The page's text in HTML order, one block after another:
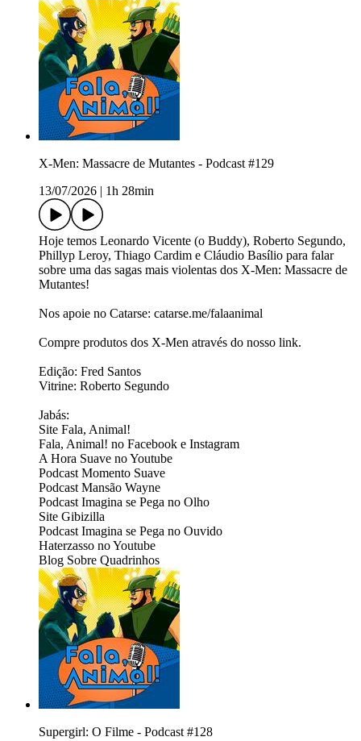
X-Men: Massacre de Mutantes - Podcast #129
13/07/2026
1h 28min
Hoje temos Leonardo Vicente (o Buddy), Roberto Segundo,
Phillyp Leroy, Thiago Cardim e Cláudio Basílio para falar
sobre uma das sagas mais violentas dos X-Men: Massacre de
Mutantes!
Nos apoie no Catarse: ⁠⁠⁠⁠⁠⁠⁠⁠⁠⁠⁠⁠⁠⁠⁠⁠⁠catarse.me/falaanimal⁠⁠⁠⁠⁠⁠⁠⁠⁠⁠
Compre produtos dos X-Men ⁠⁠⁠⁠através do nosso link.⁠⁠⁠⁠
Edição: Fred Santos
Vitrine: Roberto Segundo
Jabás:
Site ⁠⁠⁠⁠⁠⁠⁠⁠⁠⁠⁠⁠⁠⁠⁠⁠⁠⁠⁠⁠⁠⁠⁠⁠⁠⁠⁠⁠⁠⁠⁠⁠Fala, Animal!⁠⁠⁠⁠⁠⁠⁠⁠⁠⁠⁠⁠⁠⁠⁠⁠⁠⁠⁠⁠⁠⁠⁠⁠⁠⁠⁠⁠⁠⁠⁠⁠
Fala, Animal! no ⁠⁠⁠⁠⁠⁠⁠⁠⁠⁠⁠⁠⁠⁠⁠⁠⁠⁠⁠⁠⁠⁠⁠⁠⁠⁠⁠⁠⁠⁠⁠⁠Facebook⁠⁠⁠⁠⁠⁠⁠⁠⁠⁠⁠⁠⁠⁠⁠⁠⁠⁠⁠⁠⁠⁠⁠⁠⁠⁠⁠⁠⁠⁠⁠⁠ e ⁠⁠⁠⁠⁠⁠⁠⁠⁠⁠⁠⁠⁠⁠⁠⁠⁠⁠⁠⁠⁠⁠⁠⁠⁠⁠⁠⁠⁠⁠⁠⁠Instagram ⁠⁠⁠⁠⁠⁠⁠⁠⁠⁠⁠⁠⁠⁠⁠⁠⁠⁠⁠⁠⁠⁠⁠⁠⁠⁠⁠⁠⁠⁠⁠⁠
A Hora Suave no ⁠⁠⁠⁠⁠⁠⁠⁠⁠⁠⁠⁠⁠⁠⁠⁠⁠⁠⁠⁠⁠⁠⁠⁠⁠⁠⁠⁠⁠⁠⁠⁠Youtube⁠⁠⁠⁠⁠⁠⁠⁠⁠⁠⁠⁠⁠⁠⁠⁠⁠⁠⁠⁠⁠⁠⁠⁠⁠⁠⁠⁠⁠⁠⁠⁠
Podcast ⁠⁠⁠⁠⁠⁠⁠⁠⁠⁠⁠⁠⁠⁠⁠⁠⁠⁠⁠⁠⁠⁠⁠⁠⁠⁠Momento Suave⁠⁠⁠⁠⁠⁠⁠⁠⁠⁠⁠⁠⁠⁠⁠⁠⁠⁠⁠⁠
Podcast ⁠⁠⁠⁠⁠⁠⁠⁠⁠⁠⁠⁠⁠⁠⁠⁠⁠⁠⁠⁠⁠⁠⁠⁠⁠⁠⁠⁠⁠⁠⁠⁠⁠Mansão Wayne⁠⁠⁠⁠⁠⁠⁠⁠⁠⁠⁠⁠⁠⁠⁠⁠⁠⁠⁠⁠⁠⁠⁠
Podcast ⁠⁠⁠⁠⁠⁠⁠⁠⁠⁠⁠⁠⁠⁠⁠⁠⁠⁠⁠⁠⁠⁠⁠Imagina se Pega no Olho⁠⁠⁠⁠⁠⁠⁠⁠⁠⁠⁠⁠⁠⁠⁠⁠⁠⁠⁠⁠⁠⁠⁠
Site ⁠⁠⁠⁠⁠⁠⁠⁠⁠⁠⁠⁠⁠⁠⁠⁠⁠⁠⁠⁠⁠⁠⁠Gibizilla⁠⁠⁠⁠⁠⁠⁠⁠⁠⁠⁠⁠⁠⁠⁠⁠⁠⁠⁠⁠⁠⁠⁠
Podcast ⁠⁠⁠⁠⁠⁠⁠⁠⁠⁠⁠⁠⁠⁠⁠⁠⁠⁠⁠⁠⁠⁠⁠Imagina se Pega no Ouvido⁠
Haterzasso no⁠⁠⁠⁠⁠⁠⁠⁠⁠⁠⁠⁠⁠⁠⁠⁠⁠ Youtube⁠⁠⁠
Blog ⁠⁠Sobre Quadrinhos
Supergirl: O Filme - Podcast #128